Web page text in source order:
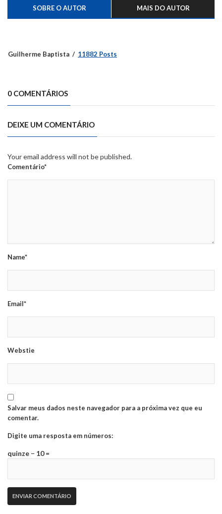
SOBRE O AUTOR MAIS DO AUTOR
Guilherme Baptista 11882 Posts
0 COMENTÁRIOS
DEIXE UM COMENTÁRIO
Your email address will not be published.
Comentário*
Name*
Email*
Webstie
Salvar meus dados neste navegador para a próxima vez que eu
comentar.
Digite uma resposta em números:
quinze − 10 =